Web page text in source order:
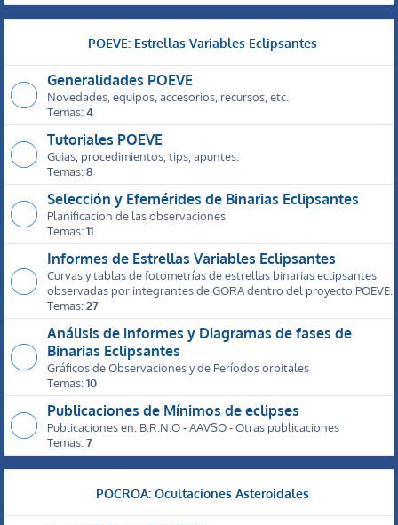
POEVE: Estrellas Variables Eclipsantes
Generalidades POEVE
Novedades, equipos, accesorios, recursos, etc.
Temas:4
Tutoriales POEVE
Guias, procedimientos, tips, apuntes.
Temas:8
Selección y Efemérides de Binarias Eclipsantes
Planificacion de las observaciones
Temas:11
Informes de Estrellas Variables Eclipsantes
Curvas y tablas de fotometrías de estrellas binarias eclipsantes
observadas por integrantes de GORA dentro del proyecto POEVE.
Temas:27
Análisis de informes y Diagramas de fases de
Binarias Eclipsantes
Gráficos de Observaciones y de Períodos orbitales
Temas:10
Publicaciones de Mínimos de eclipses
Publicaciones en: B.R.N.O - AAVSO - Otras publicaciones
Temas:7
POCROA: Ocultaciones Asteroidales